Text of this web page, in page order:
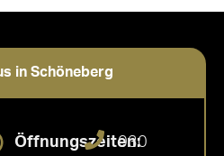
in Schöneberg
Öffnungszeiten:
030